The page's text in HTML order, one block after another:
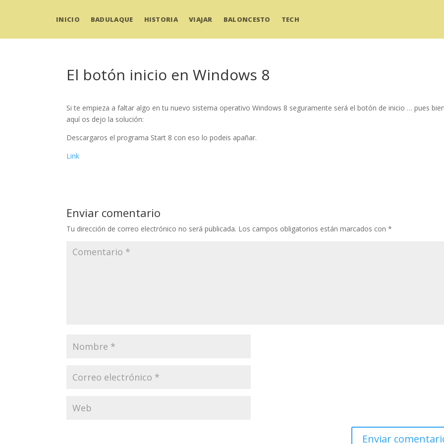
INICIO BADULAQUE HISTORIA VIAJAR BALONCESTO TECH
El botón inicio en Windows 8
Si te empieza a faltar algo en tu nuevo sistema operativo Windows 8 seguramente será el botón de inicio … pues
aquí os dejo la solución:
Descargaros el programa Start 8 con eso lo podeis apañar.
Link
Enviar comentario
Tu dirección de correo electrónico no será publicada. Los campos obligatorios están marcados con*